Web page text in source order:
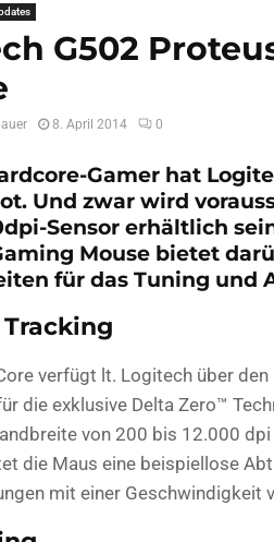
G502
8. April 2014 0
Gamer hat
Und zwar wird
Sensor erhältlich
Mouse bietet
für das Tuning und
Tracking
verfügt lt. Logitech über
die exklusive Delta Zero™
von 200 bis 12.000
die Maus eine beispiellose
mit einer Geschwindigkeit